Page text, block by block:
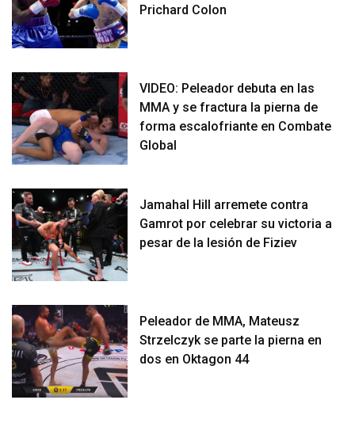
Prichard Colon
VIDEO: Peleador debuta en las
MMA y se fractura la pierna de
forma escalofriante en Combate
Global
Jamahal Hill arremete contra
Gamrot por celebrar su victoria a
pesar de la lesión de Fiziev
Peleador de MMA, Mateusz
Strzelczyk se parte la pierna en
dos en Oktagon 44